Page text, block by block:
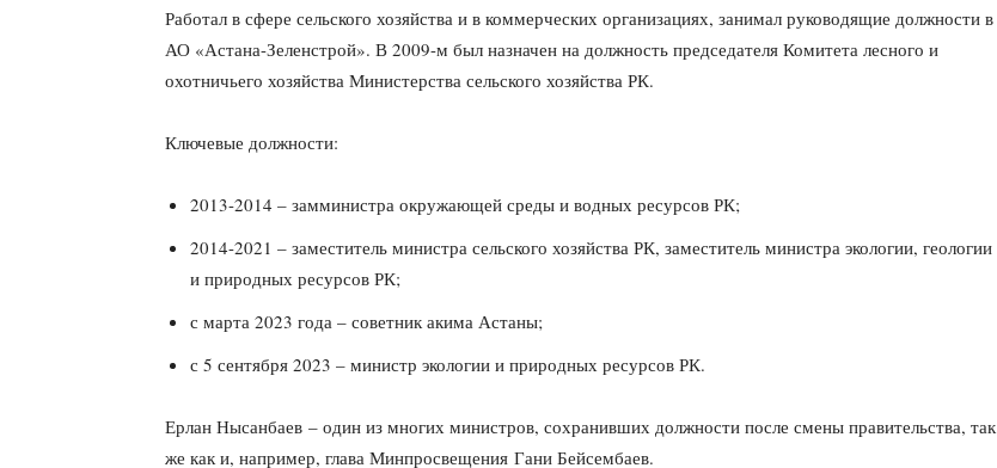
Работал в сфере сельского хозяйства и в коммерческих организациях, занимал руководящие должности в
АО «Астана-Зеленстрой». В 2009-м был назначен на должность председателя Комитета лесного и
охотничьего хозяйства Министерства сельского хозяйства РК.
Ключевые должности:
2013-2014 – замминистра окружающей среды и водных ресурсов РК;
2014-2021 – заместитель министра сельского хозяйства РК, заместитель министра экологии, геологии
и природных ресурсов РК;
с марта 2023 года – советник акима Астаны;
с 5 сентября 2023 – министр экологии и природных ресурсов РК.
Ерлан Нысанбаев – один из многих министров, сохранивших должности после смены правительства, так
же как и, например, глава Минпросвещения Гани Бейсембаев.